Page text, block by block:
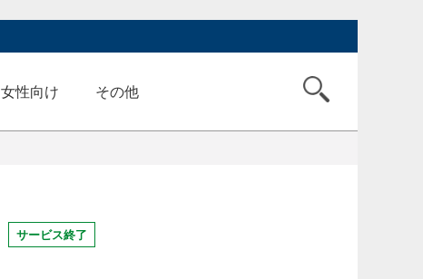
女性向け その他
サービス終了